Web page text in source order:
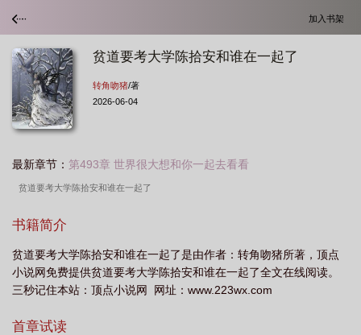
加入书架
贫道要考大学陈拾安和谁在一起了
转角吻猪/著
2026-06-04
最新章节： 第493章 世界很大想和你一起去看看
贫道要考大学陈拾安和谁在一起了
书籍简介
贫道要考大学陈拾安和谁在一起了是由作者：转角吻猪所著，顶点
小说网免费提供贫道要考大学陈拾安和谁在一起了全文在线阅读。
三秒记住本站：顶点小说网 网址：www.223wx.com
首章试读